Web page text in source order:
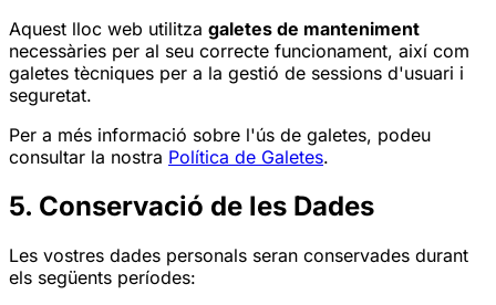
Aquest lloc web utilitza galetes de manteniment
necessàries per al seu correcte funcionament, així com
galetes tècniques per a la gestió de sessions d'usuari i
seguretat.
Per a més informació sobre l'ús de galetes, podeu
consultar la nostra Política de Galetes.
5. Conservació de les Dades
Les vostres dades personals seran conservades durant
els següents períodes: